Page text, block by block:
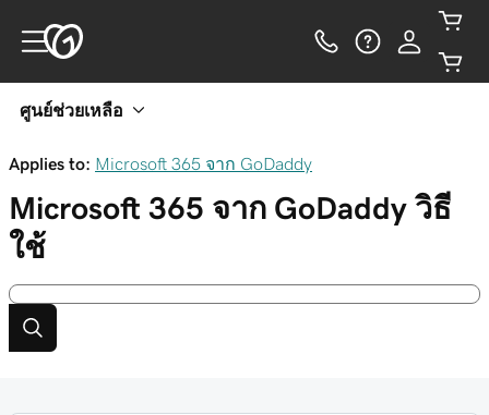
ศูนย์ช่วยเหลือ
Applies to: Microsoft 365 จาก GoDaddy
Microsoft 365 จาก GoDaddy วิธี
ใช้